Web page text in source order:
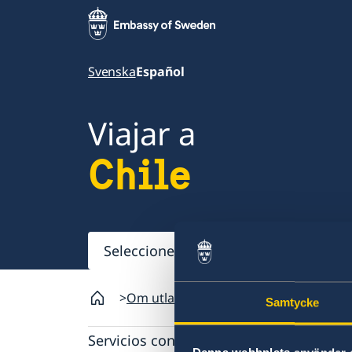
Samtycke
SvenskaEspañol
Viajar a
Chile
Seleccione
aquí
Om utlandet
Servicios consulares